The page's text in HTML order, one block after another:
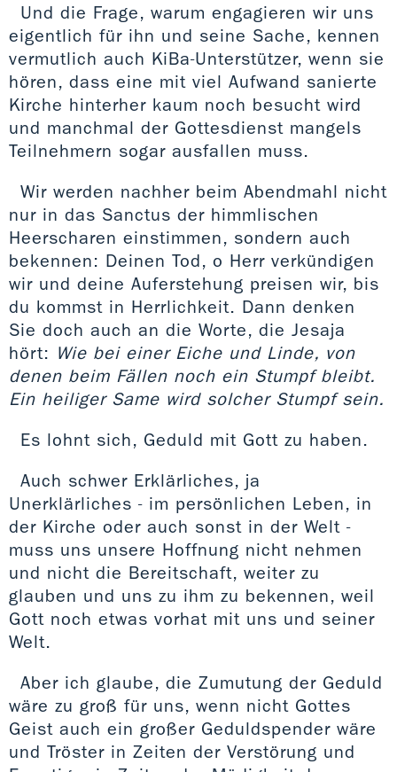
Und die Frage, warum engagieren wir uns
eigentlich für ihn und seine Sache, kennen
vermutlich auch KiBa-Unterstützer, wenn sie
hören, dass eine mit viel Aufwand sanierte
Kirche hinterher kaum noch besucht wird
und manchmal der Gottesdienst mangels
Teilnehmern sogar ausfallen muss.
Wir werden nachher beim Abendmahl nicht
nur in das Sanctus der himmlischen
Heerscharen einstimmen, sondern auch
bekennen: Deinen Tod, o Herr verkündigen
wir und deine Auferstehung preisen wir, bis
du kommst in Herrlichkeit. Dann denken
Sie doch auch an die Worte, die Jesaja
hört: Wie bei einer Eiche und Linde, von
denen beim Fällen noch ein Stumpf bleibt.
Ein heiliger Same wird solcher Stumpf sein.
Es lohnt sich, Geduld mit Gott zu haben.
Auch schwer Erklärliches, ja
Unerklärliches - im persönlichen Leben, in
der Kirche oder auch sonst in der Welt -
muss uns unsere Hoffnung nicht nehmen
und nicht die Bereitschaft, weiter zu
glauben und uns zu ihm zu bekennen, weil
Gott noch etwas vorhat mit uns und seiner
Welt.
Aber ich glaube, die Zumutung der Geduld
wäre zu groß für uns, wenn nicht Gottes
Geist auch ein großer Geduldspender wäre
und Tröster in Zeiten der Verstörung und